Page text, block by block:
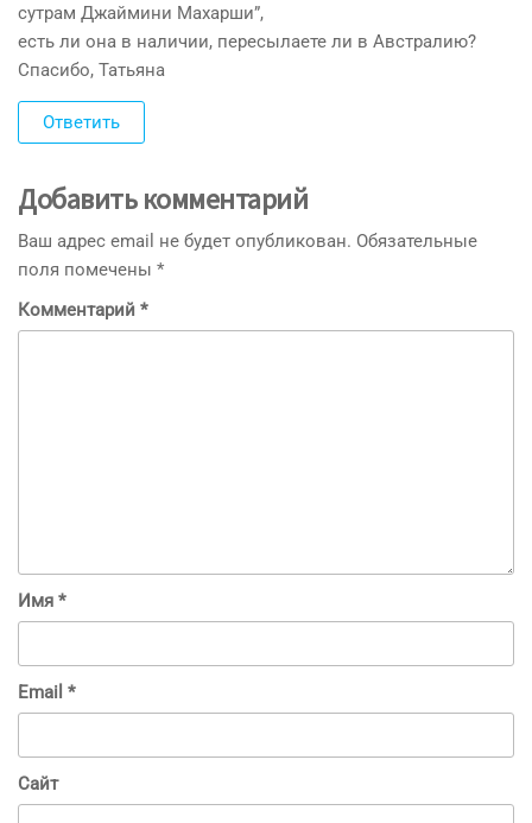
сутрам Джаймини Махарши”,
есть ли она в наличии, пересылаете ли в Австралию?
Спасибо, Татьяна
Ответить
Добавить комментарий
Ваш адрес email не будет опубликован. Обязательные
поля помечены *
Комментарий *
Имя *
Email *
Сайт